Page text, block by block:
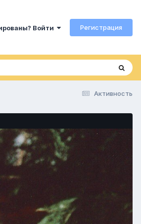
Войти Регистрация
Активность